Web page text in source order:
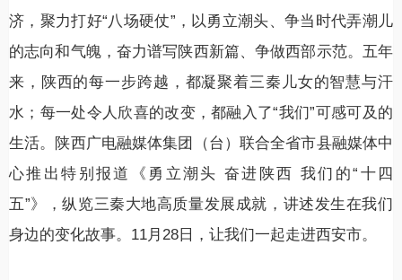
济，聚力打好“八场硬仗”，以勇立潮头、争当时代弄潮儿
的志向和气魄，奋力谱写陕西新篇、争做西部示范。五年
来，陕西的每一步跨越，都凝聚着三秦儿女的智慧与汗
水；每一处令人欣喜的改变，都融入了“我们”可感可及的
生活。陕西广电融媒体集团（台）联合全省市县融媒体中
心推出特别报道《勇立潮头 奋进陕西 我们的“十四
五”》，纵览三秦大地高质量发展成就，讲述发生在我们
身边的变化故事。11月28日，让我们一起走进西安市。